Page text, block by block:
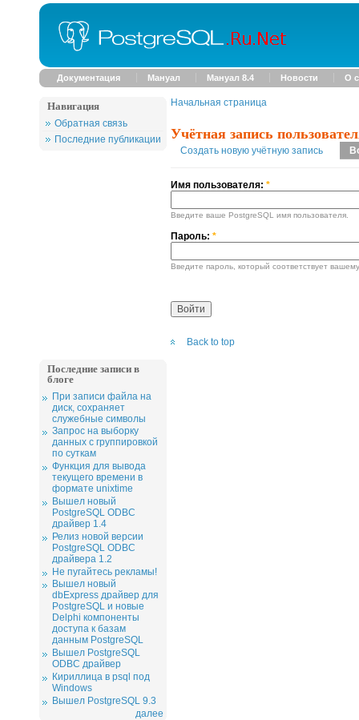
Документация Мануал Мануал 8.4 Новости О
Навигация
Обратная связь
Последние публикации
Начальная страница
Учётная запись
Создать новую учётную запись
Имя пользователя: *
Введите ваше PostgreSQL имя пользователя.
Пароль: *
Введите пароль, который соответствует
Back to top
Последние записи в
блоге
При записи файла на
диск, сохраняет
служебные символы
Запрос на выборку
данных с группировкой
по суткам
Функция для вывода
текущего времени в
формате unixtime
Вышел новый
PostgreSQL ODBC
драйвер 1.4
Релиз новой версии
PostgreSQL ODBC
драйвера 1.2
Не пугайтесь рекламы!
Вышел новый
dbExpress драйвер для
PostgreSQL и новые
Delphi компоненты
доступа к базам
данным PostgreSQL
Вышел PostgreSQL
ODBC драйвер
Кириллица в psql под
Windows
Вышел PostgreSQL 9.3
далее